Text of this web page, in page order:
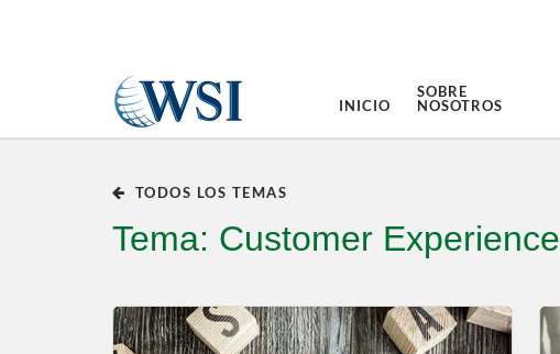
INICIO
SOBRE
NOSOTROS
TODOS LOS TEMAS
Tema: Customer Experience